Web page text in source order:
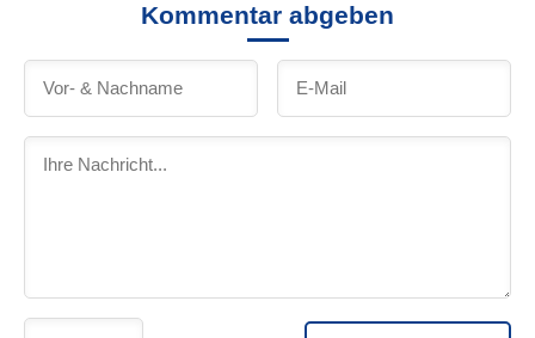
Kommentar abgeben